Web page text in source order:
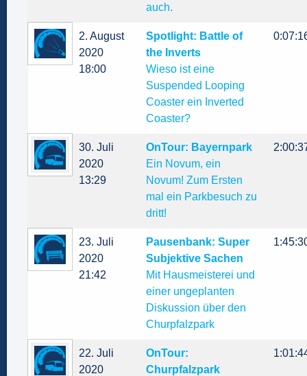
auch.
2. August
2020
18:00
Spotlight: Battle of
the Inverts
Wieso ist eine
Suspended Looping
Coaster ein Inverted
Coaster?
30. Juli
2020
13:29
OnTour: Bayernpark
Ein Novum, ein
Novum! Zum Ersten
mal ein Parkbesuch zu
dritt!
23. Juli
2020
21:42
Pausenbank: Super
Subjektive Sachen
Mit Hausmeisterei und
einer ungeplanten
Diskussion über den
Churpfalzpark
22. Juli
2020
OnTour:
Churpfalzpark